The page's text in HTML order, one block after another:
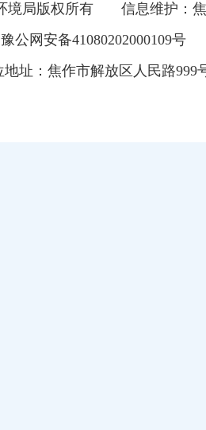
境局版权所有
信息维护：
豫公网安备41080202000109号
地址：焦作市解放区人民路999